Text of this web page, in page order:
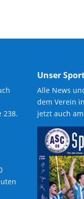
238.
Unser
Alle News
dem Verein
jetzt auch